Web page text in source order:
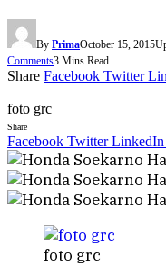
By PrimaOctober 15, 2015
Comments3 Mins Read
Share Facebook Twitter
foto grc
Share
Facebook Twitter LinkedIn
foto grc